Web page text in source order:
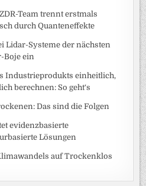
Team trennt erstmals
durch Quanteneffekte
Lidar-Systeme der nächsten
Boje ein
Industrieprodukts einheitlich,
berechnen: So geht‘s
Das sind die Folgen
evidenzbasierte
Lösungen
auf Trockenklos